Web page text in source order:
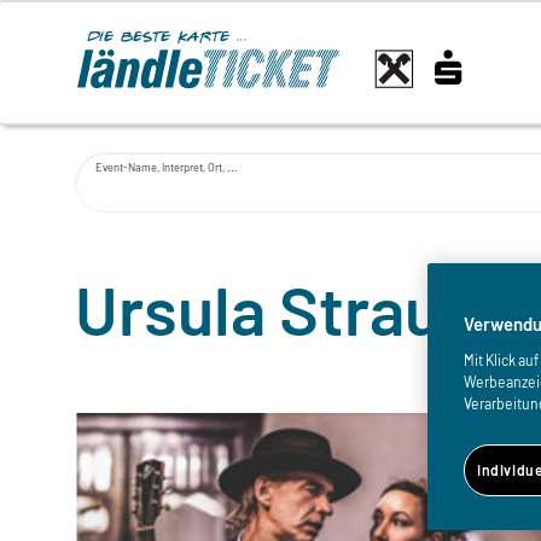
Event-Name, Interpret, Ort, ...
Ursula Strauss
Mit Klick